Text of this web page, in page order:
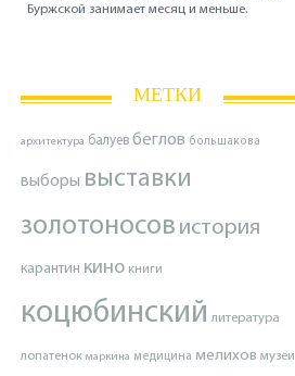
Буржской занимает месяц и меньше.
МЕТКИ
архитектура балуев беглов большакова
выборы выставки
золотоносов история
карантин кино книги
коцюбинский литература
лопатенок маркина медицина мелихов музеи